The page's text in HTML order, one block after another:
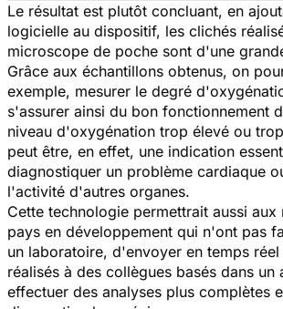
Le résultat est plutôt concluant, en
logicielle au dispositif, les clichés
microscope de poche sont d'une
Grâce aux échantillons obtenus, on
exemple, mesurer le degré
s'assurer ainsi du bon fonctionnement
niveau d'oxygénation trop élevé ou
peut être, en effet, une indication
diagnostiquer un problème cardiaque
l'activité d'autres organes.
Cette technologie permettrait aussi aux
pays en développement qui n'ont pas
un laboratoire, d'envoyer en temps
réalisés à des collègues basés dans un
effectuer des analyses plus complètes